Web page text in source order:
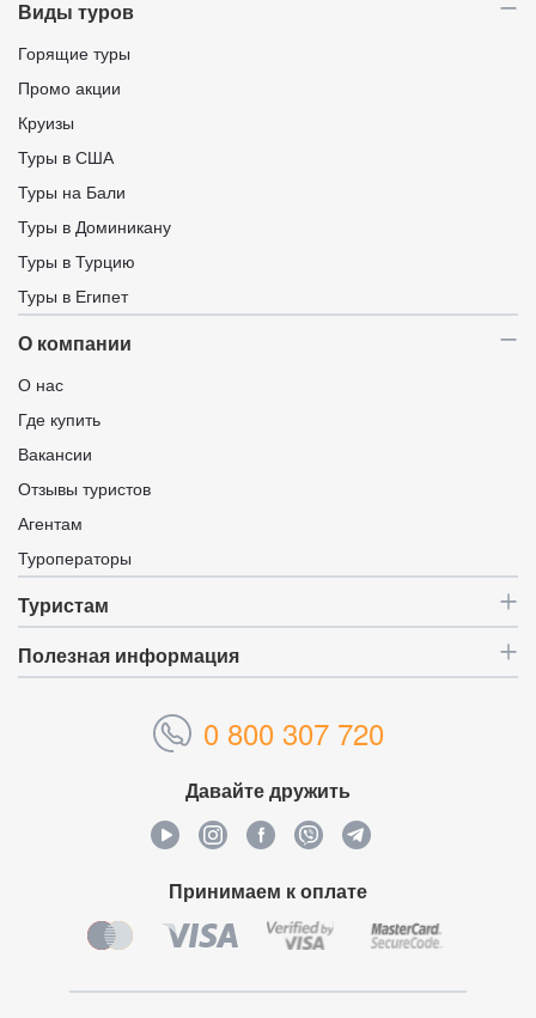
Виды туров
Горящие туры
Промо акции
Круизы
Туры в США
Туры на Бали
Туры в Доминикану
Туры в Турцию
Туры в Египет
О компании
О нас
Где купить
Вакансии
Отзывы туристов
Агентам
Туроператоры
Туристам
Полезная информация
0 800 307 720
Давайте дружить
Принимаем к оплате